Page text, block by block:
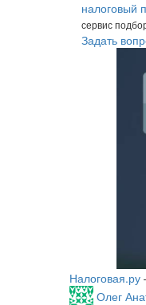
налоговый
сервис
Задать
Налоговая.ру
Олег